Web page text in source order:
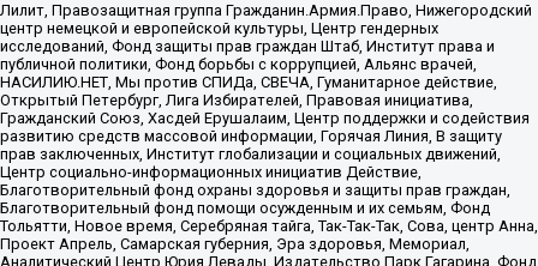
Лилит, Правозащитная группа Гражданин.Армия.Право, Нижегородский
центр немецкой и европейской культуры, Центр гендерных
исследований, Фонд защиты прав граждан Штаб, Институт права и
публичной политики, Фонд борьбы с коррупцией, Альянс врачей,
НАСИЛИЮ.НЕТ, Мы против СПИДа, СВЕЧА, Гуманитарное действие,
Открытый Петербург, Лига Избирателей, Правовая инициатива,
Гражданский Союз, Хасдей Ерушалаим, Центр поддержки и содействия
развитию средств массовой информации, Горячая Линия, В защиту
прав заключенных, Институт глобализации и социальных движений,
Центр социально-информационных инициатив Действие,
Благотворительный фонд охраны здоровья и защиты прав граждан,
Благотворительный фонд помощи осужденным и их семьям, Фонд
Тольятти, Новое время, Серебряная тайга, Так-Так-Так, Сова, центр Анна,
Проект Апрель, Самарская губерния, Эра здоровья, Мемориал,
Аналитический Центр Юрия Левады, Издательство Парк Гагарина, Фонд